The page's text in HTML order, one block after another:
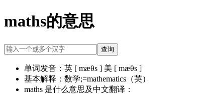
maths的意思
查询
单词发音： 英 [ mæθs ] 美 [ mæθs ]
基本解释： 数学;=mathematics（英）
maths 是什么意思及中文翻译：